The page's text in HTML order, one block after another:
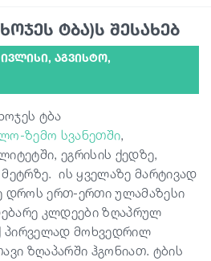
ტბა)ს შესახებ
ᲘᲕᲚᲘᲡᲘ, ᲐᲒᲕᲘᲡᲢᲝ,
ტბა
ზემო სვანეთში,
ეგრისის ქედზე,
ის ყველაზე მარტივად
დროს ერთ-ერთი ულამაზესი
კლდეები ზღაპრულ
პირველად მოხვედრილ
ზღაპარში ჰგონიათ. ტბის